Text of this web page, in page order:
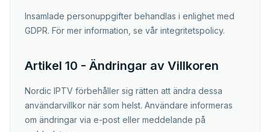
Insamlade personuppgifter behandlas i enlighet med
GDPR. För mer information, se vår integritetspolicy.
Artikel 10 - Ändringar av Villkoren
Nordic IPTV förbehåller sig rätten att ändra dessa
användarvillkor när som helst. Användare informeras
om ändringar via e-post eller meddelande på